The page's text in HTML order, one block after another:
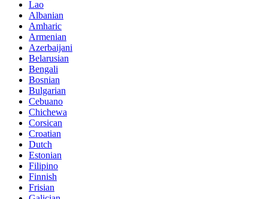
Lao
Albanian
Amharic
Armenian
Azerbaijani
Belarusian
Bengali
Bosnian
Bulgarian
Cebuano
Chichewa
Corsican
Croatian
Dutch
Estonian
Filipino
Finnish
Frisian